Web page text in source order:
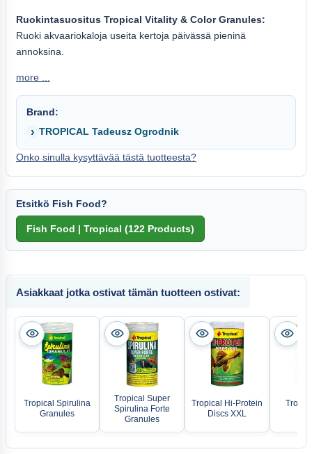
Ruokintasuositus Tropical Vitality & Color Granules:
Ruoki akvaariokaloja useita kertoja päivässä pieninä
annoksina.
more ...
Brand:
TROPICAL Tadeusz Ogrodnik
Onko sinulla kysyttävää tästä tuotteesta?
Etsitkö Fish Food?
Asiakkaat jotka ostivat tämän tuotteen ostivat:
Tropical Spirulina
Granules
Tropical Super
Spirulina Forte
Granules
Tropical Hi-Protein
Discs XXL